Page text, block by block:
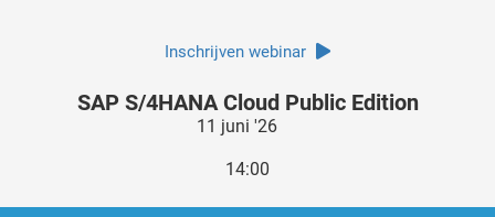
Inschrijven webinar
SAP S/4HANA Cloud Public Edition
11 juni '26
14:00